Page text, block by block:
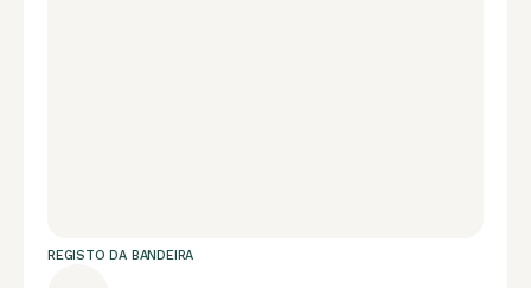
REGISTO DA BANDEIRA